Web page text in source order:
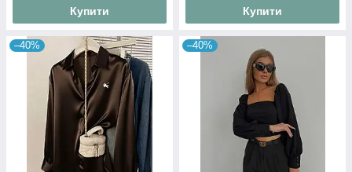
Купити Купити
–40% –40%